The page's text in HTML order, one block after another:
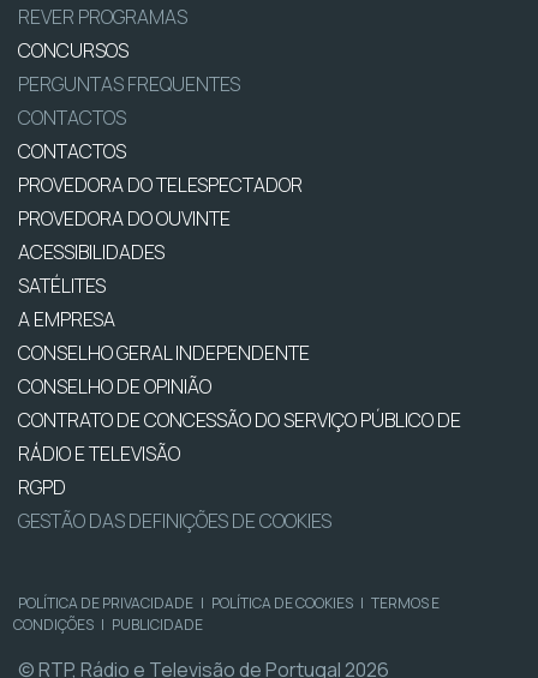
REVER PROGRAMAS
CONCURSOS
PERGUNTAS FREQUENTES
CONTACTOS
CONTACTOS
PROVEDORA DO TELESPECTADOR
PROVEDORA DO OUVINTE
ACESSIBILIDADES
SATÉLITES
A EMPRESA
CONSELHO GERAL INDEPENDENTE
CONSELHO DE OPINIÃO
CONTRATO DE CONCESSÃO DO SERVIÇO PÚBLICO DE
RÁDIO E TELEVISÃO
RGPD
GESTÃO DAS DEFINIÇÕES DE COOKIES
POLÍTICA DE PRIVACIDADE | POLÍTICA DE COOKIES | TERMOS E
CONDIÇÕES | PUBLICIDADE
© RTP, Rádio e Televisão de Portugal 2026